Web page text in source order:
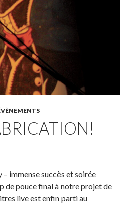
immense succès et soirée
de pouce final à notre projet de
live est enfin parti au